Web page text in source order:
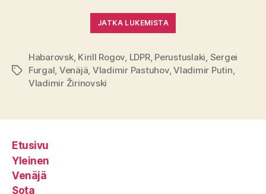
JATKA LUKEMISTA
Avainsanat
Habarovsk, Kirill Rogov, LDPR, Perustuslaki, Sergei
Furgal, Venäjä, Vladimir Pastuhov,Vladimir Putin,
Vladimir Žirinovski
Etusivu
Yleinen
Venäjä
Sota